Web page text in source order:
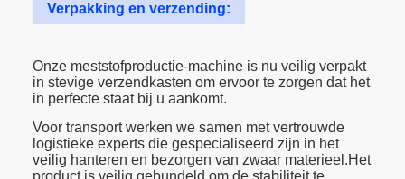
Verpakking en verzending:
Onze meststofproductie-machine is nu veilig verpakt
in stevige verzendkasten om ervoor te zorgen dat het
in perfecte staat bij u aankomt.
Voor transport werken we samen met vertrouwde
logistieke experts die gespecialiseerd zijn in het
veilig hanteren en bezorgen van zwaar materieel.Het
product is veilig gebundeld om de stabiliteit te